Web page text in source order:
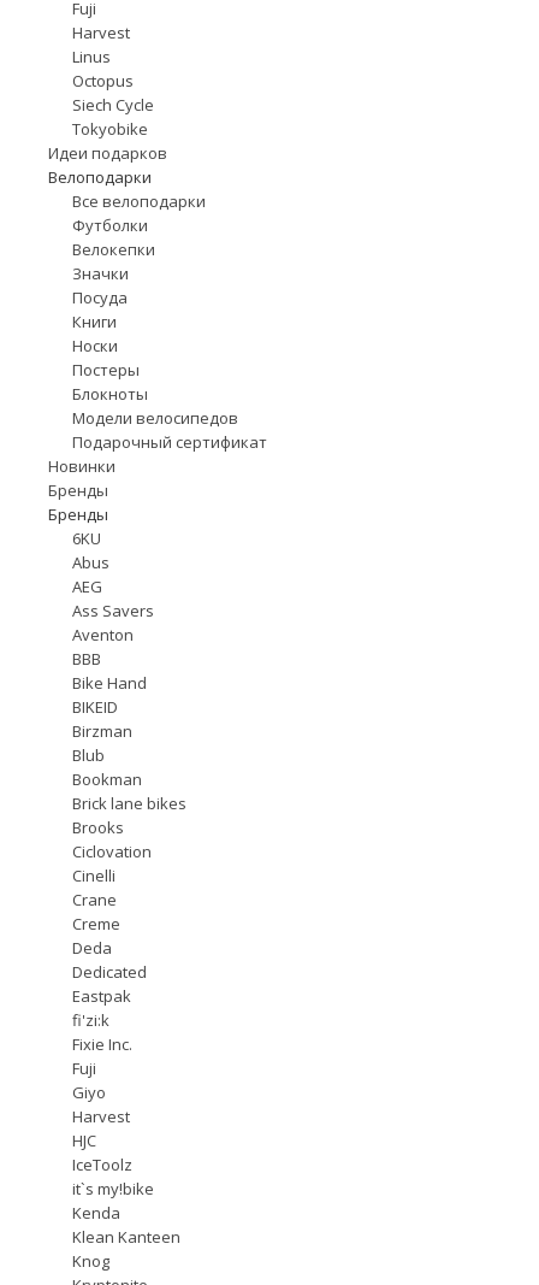
Fuji
Harvest
Linus
Octopus
Siech Cycle
Tokyobike
Идеи подарков
Велоподарки
Все велоподарки
Футболки
Велокепки
Значки
Посуда
Книги
Носки
Постеры
Блокноты
Модели велосипедов
Подарочный сертификат
Новинки
Бренды
Бренды
6KU
Abus
AEG
Ass Savers
Aventon
BBB
Bike Hand
BIKEID
Birzman
Blub
Bookman
Brick lane bikes
Brooks
Ciclovation
Cinelli
Crane
Creme
Deda
Dedicated
Eastpak
fi'zi:k
Fixie Inc.
Fuji
Giyo
Harvest
HJC
IceToolz
it`s my!bike
Kenda
Klean Kanteen
Knog